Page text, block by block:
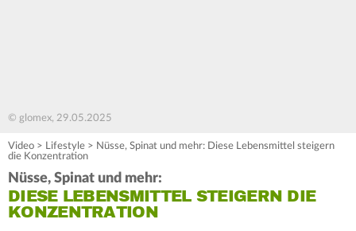
© glomex, 29.05.2025
Video > Lifestyle > Nüsse, Spinat und mehr: Diese Lebensmittel steigern
die Konzentration
Nüsse, Spinat und mehr:
DIESE LEBENSMITTEL STEIGERN DIE
KONZENTRATION